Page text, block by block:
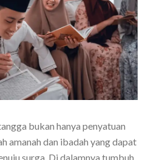
bukan hanya penyatuan
amanah dan ibadah yang dapat
surga. Di dalamnya tumbuh